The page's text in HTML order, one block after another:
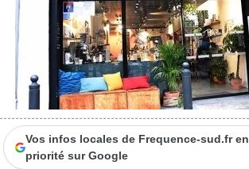
Vos infos locales de Frequence-sud.fr en
priorité sur Google